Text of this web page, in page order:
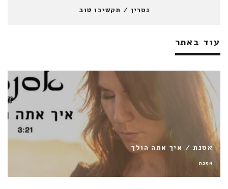
נסרין / תקשיבו טוב
עוד באתר
טוהר גדסי FEAT שיר דוד גדסי / MENAK WLA MENI
טוהר גדסי